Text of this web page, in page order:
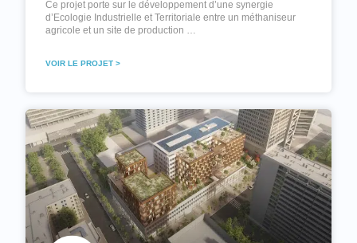
Ce projet porte sur le développement d’une synergie
d’Ecologie Industrielle et Territoriale entre un méthaniseur
agricole et un site de production …
VOIR LE PROJET >